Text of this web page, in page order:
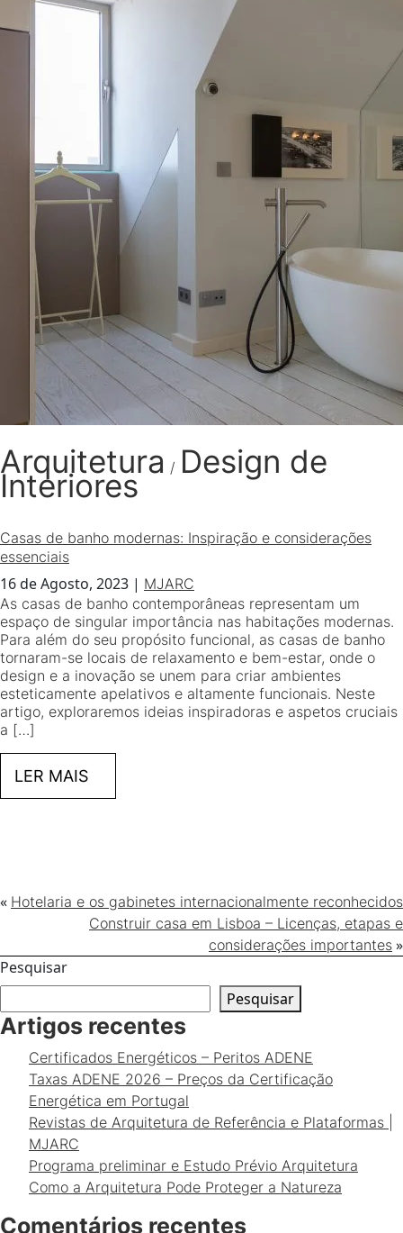
Arquitetura / Design de
Interiores
Casas de banho modernas: Inspiração e considerações
essenciais
16 de Agosto, 2023 | MJARC
As casas de banho contemporâneas representam um
espaço de singular importância nas habitações modernas.
Para além do seu propósito funcional, as casas de banho
tornaram-se locais de relaxamento e bem-estar, onde o
design e a inovação se unem para criar ambientes
esteticamente apelativos e altamente funcionais. Neste
artigo, exploraremos ideias inspiradoras e aspetos cruciais
a […]
LER MAIS
« Hotelaria e os gabinetes internacionalmente reconhecidos
Construir casa em Lisboa – Licenças, etapas e
considerações importantes »
Pesquisar
Pesquisar
Artigos recentes
Certificados Energéticos – Peritos ADENE
Taxas ADENE 2026 – Preços da Certificação
Energética em Portugal
Revistas de Arquitetura de Referência e Plataformas |
MJARC
Programa preliminar e Estudo Prévio Arquitetura
Como a Arquitetura Pode Proteger a Natureza
Comentários recentes